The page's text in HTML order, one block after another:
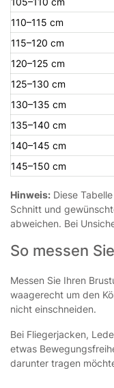
110–115 cm
115–120 cm
120–125 cm
125–130 cm
130–135 cm
135–140 cm
140–145 cm
145–150 cm
Hinweis: Diese
Schnitt und
abweichen. Bei
So messen
Messen Sie Ihren
waagerecht um den
nicht einschneiden.
Bei Fliegerjacken,
etwas
darunter tragen